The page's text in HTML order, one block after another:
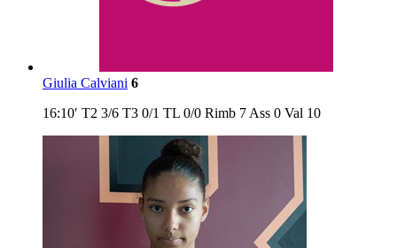
Giulia Calviani 6
16:10′ T2 3/6 T3 0/1 TL 0/0 Rimb 7 Ass 0 Val 10